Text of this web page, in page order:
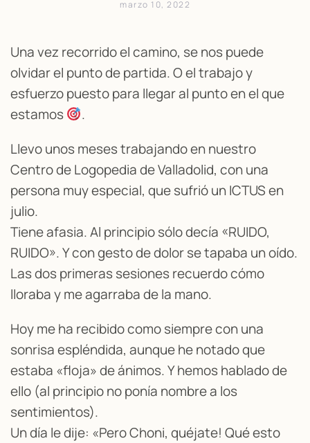
marzo 10, 2022
Una vez recorrido el camino, se nos puede
olvidar el punto de partida. O el trabajo y
esfuerzo puesto para llegar al punto en el que
estamos
.
Llevo unos meses trabajando en nuestro
Centro de Logopedia de Valladolid, con una
persona muy especial, que sufrió un ICTUS en
julio.
Tiene afasia. Al principio sólo decía «RUIDO,
RUIDO». Y con gesto de dolor se tapaba un oído.
Las dos primeras sesiones recuerdo cómo
lloraba y me agarraba de la mano.
Hoy me ha recibido como siempre con una
sonrisa espléndida, aunque he notado que
estaba «floja» de ánimos. Y hemos hablado de
ello (al principio no ponía nombre a los
sentimientos).
Un día le dije: «Pero Choni, quéjate! Qué esto